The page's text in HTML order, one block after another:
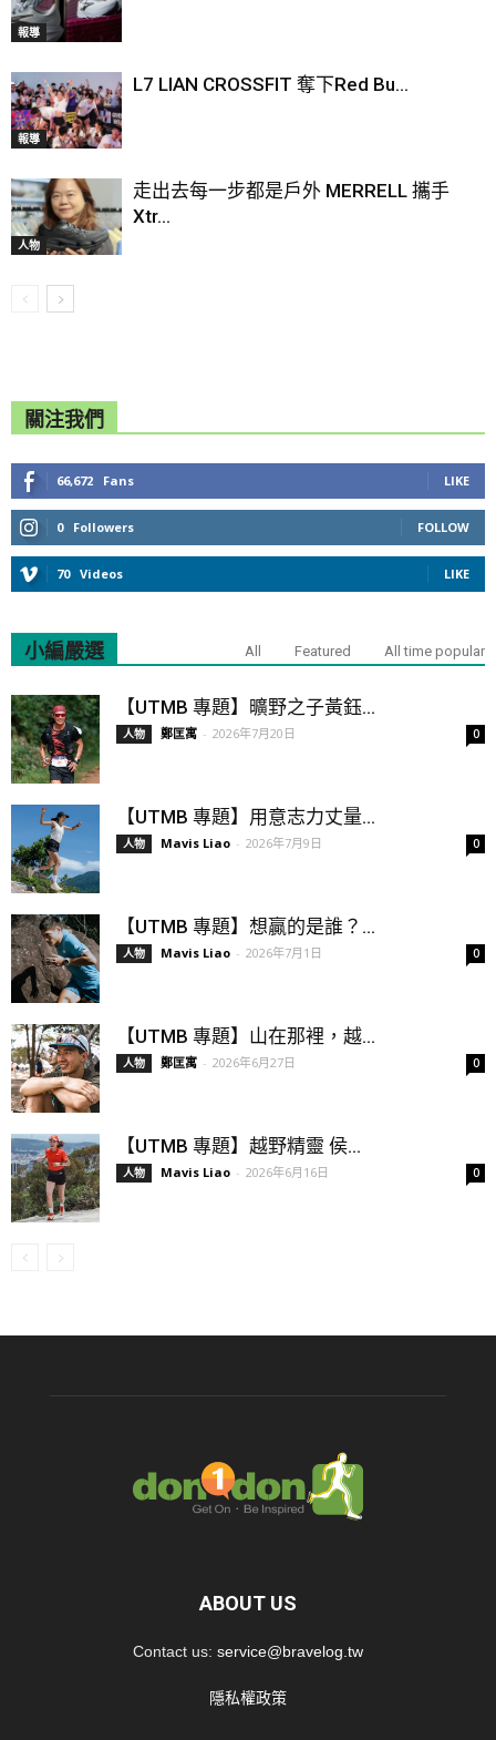
報導
報導
L7 LIAN CROSSFIT 奪下Red Bu...
人物
走出去每一步都是戶外 MERRELL 攜手
Xtr...
關注我們
66,672 Fans LIKE
0 Followers FOLLOW
70 Videos LIKE
小編嚴選 All Featured All time popular
【UTMB 專題】曠野之子黃鈺...
人物 鄭匡寓 - 2026年7月20日 0
【UTMB 專題】用意志力丈量...
人物 Mavis Liao - 2026年7月9日 0
【UTMB 專題】想贏的是誰？...
人物 Mavis Liao - 2026年7月1日 0
【UTMB 專題】山在那裡，越...
人物 鄭匡寓 - 2026年6月27日 0
【UTMB 專題】越野精靈 侯...
人物 Mavis Liao - 2026年6月16日 0
ABOUT US
Contact us: service@bravelog.tw
隱私權政策